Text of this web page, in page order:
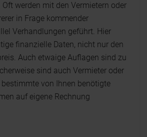
werden mit den Vermietern oder
in Frage kommender
Verhandlungen geführt. Hier
finanzielle Daten, nicht nur den
Auch etwaige Auflagen sind zu
sind auch Vermieter oder
bestimmte von Ihnen benötigte
auf eigene Rechnung